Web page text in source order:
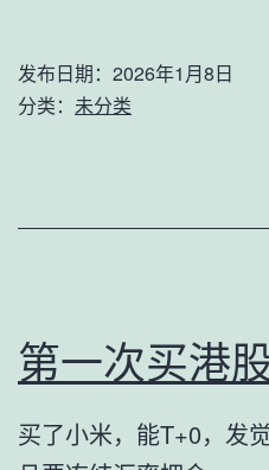
发布日期： 2026年1月8日
分类： 未分类
第一次买港
买了小米，能T+0，发